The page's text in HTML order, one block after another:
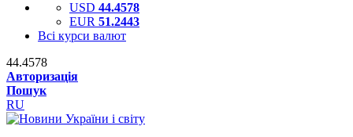
USD 44.4578
EUR 51.2443
Всі курси валют
44.4578
Авторизація
Пошук
RU